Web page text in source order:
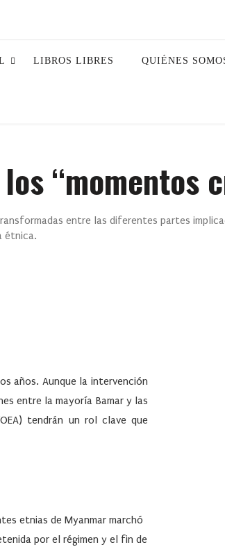
LIBROS LIBRES QUIÉNES
“momentos
entre las diferentes partes
étnica.
años. Aunque la intervención
entre la mayoría Bamar y las
tendrán un rol clave que
etnias de Myanmar marchó
por el régimen y el fin de